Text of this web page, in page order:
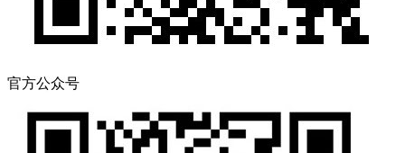
官方公众号